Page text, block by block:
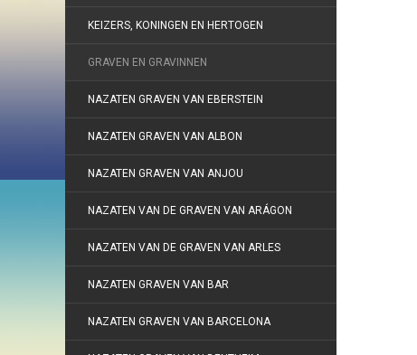
KEIZERS, KONINGEN EN HERTOGEN
GRAVEN EN GRAVINNEN
NAZATEN GRAVEN VAN EBERSTEIN
NAZATEN GRAVEN VAN ALBON
NAZATEN GRAVEN VAN ANJOU
NAZATEN VAN DE GRAVEN VAN ARÁGON
NAZATEN VAN DE GRAVEN VAN ARLES
NAZATEN GRAVEN VAN BAR
NAZATEN GRAVEN VAN BARCELONA